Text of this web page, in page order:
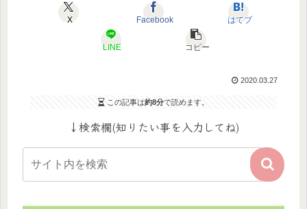
X Facebook はてブ
LINE コピー
2020.03.27
この記事は約8分で読めます。
↓検索欄(知りたい事を入力してね)